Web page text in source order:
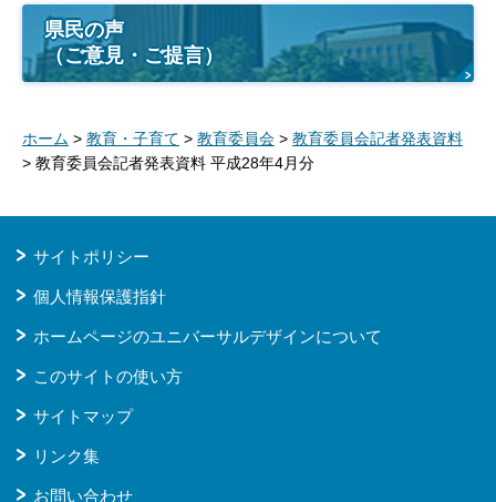
県民の声
（ご意見・ご提言）
ホーム > 教育・子育て > 教育委員会 > 教育委員会記者発表資料
> 教育委員会記者発表資料 平成28年4月分
サイトポリシー
個人情報保護指針
ホームページのユニバーサルデザインについて
このサイトの使い方
サイトマップ
リンク集
お問い合わせ